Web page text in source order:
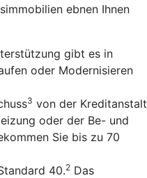
ebnen Ihnen
gibt es in
oder Modernisieren
3 von der Kreditanstalt
oder der Be- und
Sie bis zu 70
40.2 Das